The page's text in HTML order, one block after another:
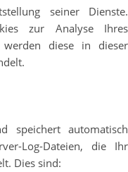
seiner Dienste.
zur Analyse Ihres
werden diese in dieser
speichert automatisch
Log-Dateien, die Ihr
Dies sind: